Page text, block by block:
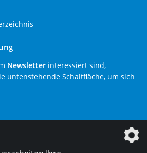
Newsletter interessiert sind,
untenstehende Schaltfläche, um sich
GmbH ist ein Unternehmen der